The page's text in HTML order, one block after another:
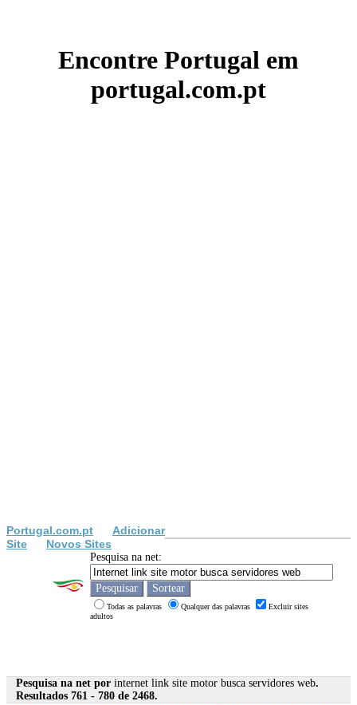
Encontre Portugal em
portugal.com.pt
Portugal.com.pt
Adicionar
Site
Novos Sites
Pesquisa na net:
Todas as palavras Qualquer das palavras
Excluir sites
adultos
Pesquisa na net por internet link site motor busca servidores web.
Resultados 761 - 780 de 2468.